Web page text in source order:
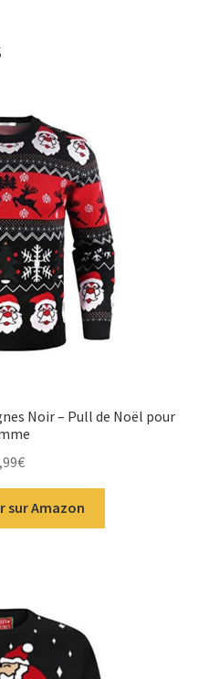
Noir – Pull de Noël pour
€
sur Amazon